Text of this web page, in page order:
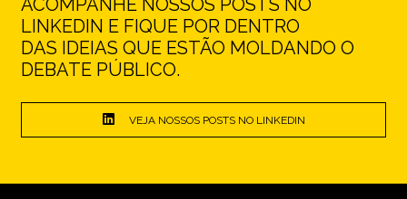
ACOMPANHE NOSSOS POSTS NO
LINKEDIN E FIQUE POR DENTRO
DAS IDEIAS QUE ESTÃO MOLDANDO O
DEBATE PÚBLICO.
VEJA NOSSOS POSTS NO LINKEDIN